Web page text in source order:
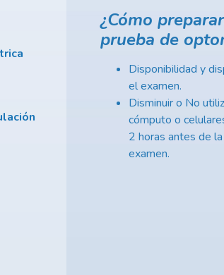
¿Cómo
prueba de
Disponibilidad y
el examen.
Disminuir o No
cómputo o
2 horas antes de
examen.